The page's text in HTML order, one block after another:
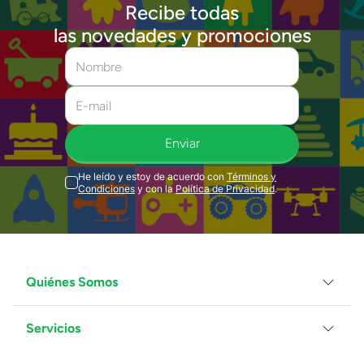
Recibe todas
las novedades y promociones
Enviar
He leído y estoy de acuerdo con Términos y
Condiciones y con la Política de Privacidad.
Quiénes Somos
Grupo Juguetron
Servicios